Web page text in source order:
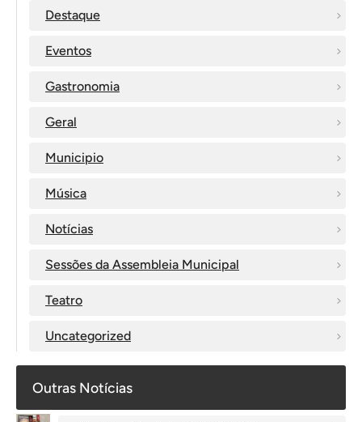
Destaque
Eventos
Gastronomia
Geral
Municipio
Música
Notícias
Sessões da Assembleia Municipal
Teatro
Uncategorized
Outras Notícias